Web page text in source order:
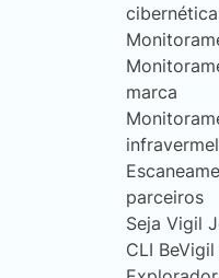
marca
parceiros
Seja Vigil
CLI BeVigil